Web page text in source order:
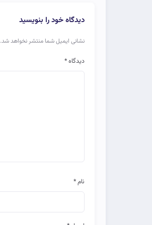
دیدگاه خود را بنویسید
نشانی ایمیل شما منتشر نخواهد شد.
دیدگاه*
نام*